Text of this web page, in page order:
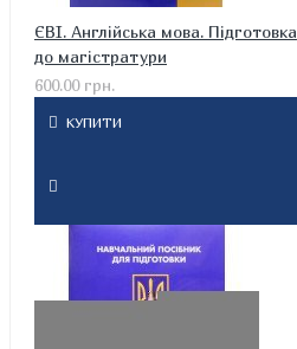
ЄВІ. Англійська мова. Підготовка
до магістратури
600.00 грн.
КУПИТИ